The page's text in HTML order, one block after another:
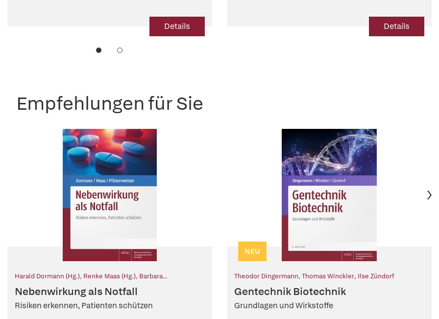
Details Details
Empfehlungen für Sie
Harald Dormann (Hg.), Renke Maas (Hg.), Barbara
Nebenwirkung als Notfall
Risiken erkennen, Patienten schützen
NEU
Theodor Dingermann, Thomas Winckler, Ilse Zündorf
Gentechnik Biotechnik
Grundlagen und Wirkstoffe